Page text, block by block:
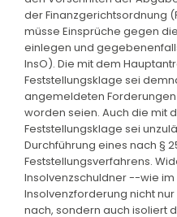
der Finanzgerichtsordnung
müsse Einsprüche gegen
einlegen und
InsO). Die mit dem
Feststellungsklage sei
angemeldeten
worden seien. Auch die mit
Feststellungsklage sei
Durchführung eines nach §
Feststellungsverfahrens.
Insolvenzschuldner --wie
Insolvenzforderung nicht
nach, sondern auch isoliert